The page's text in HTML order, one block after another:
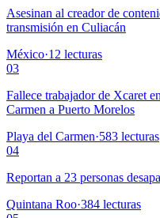
Asesinan al creador de
transmisión en Culiacán
México·12 lecturas
03
Fallece trabajador de Xcaret
Carmen a Puerto Morelos
Playa del Carmen·583 lecturas
04
Reportan a 23 personas
Quintana Roo·384 lecturas